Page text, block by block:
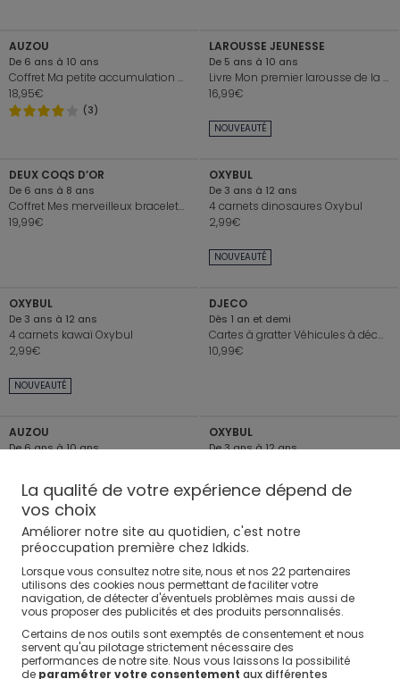
AUZOU
De 6 ans à 10 ans
Coffret Ma petite accumulation de bracelets céle - Auzou
18,95€
(3)
NOUVEAUTÉ
LAROUSSE JEUNESSE
De 5 ans à 10 ans
Livre Mon premier larousse de la cuisine, les petits biscuits
16,99€
DEUX COQS D’OR
De 6 ans à 8 ans
Coffret Mes merveilleux bracelets licornes
19,99€
NOUVEAUTÉ
OXYBUL
De 3 ans à 12 ans
4 carnets dinosaures Oxybul
2,99€
NOUVEAUTÉ
OXYBUL
De 3 ans à 12 ans
4 carnets kawaï Oxybul
2,99€
DJECO
Dès 1 an et demi
Cartes à gratter Véhicules à découvrir Djeco
10,99€
AUZOU
De 6 ans à 10 ans
(1)
OXYBUL
De 3 ans à 12 ans
(3)
+
LAROUSSE JEUNESSE
De 5 ans à 8 ans
Livre Mon premier Larousse de la pâtisserie
16,95€
De 8 ans à 12 ans
10,99€
+ +
La qualité de votre expérience dépend de
vos choix
Améliorer notre site au quotidien, c'est notre
préoccupation première chez Idkids.
Lorsque vous consultez notre site, nous et nos 22partenaires
utilisons des cookies nous permettant de faciliter votre
navigation, de détecter d'éventuels problèmes mais aussi de
vous proposer des publicités et des produits personnalisés.
Certains de nos outils sont exemptés de consentement et nous
servent qu'au pilotage strictement nécessaire des
performances de notre site. Nous vous laissons la possibilité
de paramétrer votre consentement aux différentes